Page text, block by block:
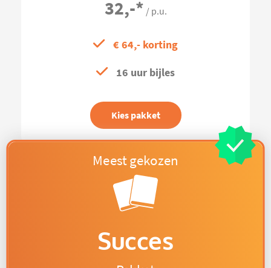
32,-* / p.u.
€ 64,- korting
16 uur bijles
Kies pakket
Succes